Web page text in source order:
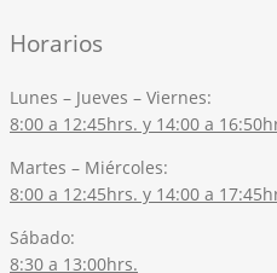
Horarios
Lunes – Jueves – Viernes:
8:00 a 12:45hrs. y 14:00 a
Martes – Miércoles:
8:00 a 12:45hrs. y 14:00 a
Sábado:
8:30 a 13:00hrs.